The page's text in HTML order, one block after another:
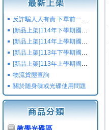
反詐騙人人有責 下單前一定要注意
[新品上架]114年下學期國小國中高中命題光碟,校用卷,習作
[新品上架]114年上學期國小國中高中命題光碟,校用卷,習作
[新品上架]113年下學期國小國中高中命題光碟,校用卷,習作
[新品上架]113年上學期國小國中高中命題光碟,校用卷,習作
物流貨態查詢
關於随身碟或光碟使用問題